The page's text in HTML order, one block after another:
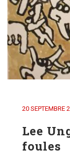
20 SEPTEMBRE
Lee
foules